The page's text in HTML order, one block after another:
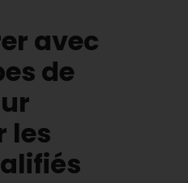
avec
de
les